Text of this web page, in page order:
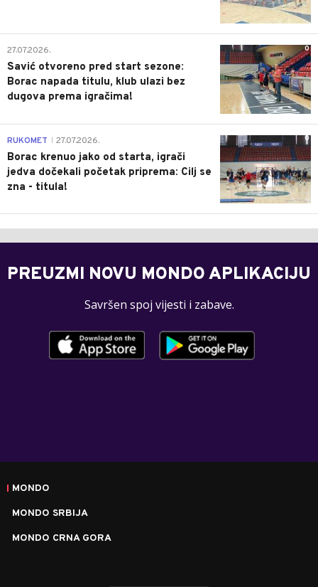
0
27.07.2026.
Savić otvoreno pred start sezone:
Borac napada titulu, klub ulazi bez
dugova prema igračima!
0
RUKOMET 27.07.2026.
Borac krenuo jako od starta, igrači
jedva dočekali početak priprema: Cilj se
zna - titula!
PREUZMI NOVU MONDO APLIKACIJU
Savršen spoj vijesti i zabave.
MONDO
MONDO SRBIJA
MONDO CRNA GORA